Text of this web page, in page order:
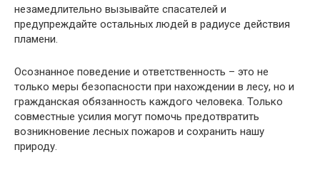
незамедлительно вызывайте спасателей и
предупреждайте остальных людей в радиусе действия
пламени.
Осознанное поведение и ответственность – это не
только меры безопасности при нахождении в лесу, но и
гражданская обязанность каждого человека. Только
совместные усилия могут помочь предотвратить
возникновение лесных пожаров и сохранить нашу
природу.